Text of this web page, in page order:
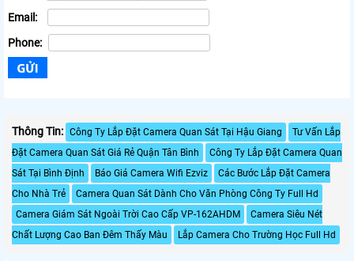
Email:
Phone:
Thông Tin: Công Ty Lắp Đặt Camera Quan Sát Tại Hậu Giang
Tư Vấn Lắp
Đặt Camera Quan Sát Giá Rẻ Quận Tân Bình
Công Ty Lắp Đặt Camera Quan
Sát Tại Bình Định
Báo Giá Camera Wifi Ezviz
Các Bước Lắp Đặt Camera
Cho Nhà Trẻ
Camera Quan Sát Dành Cho Văn Phòng Công Ty Full Hd
Camera Giám Sát Ngoài Trời Cao Cấp VP-162AHDM
Camera Siêu Nét
Chất Lượng Cao Ban Đêm Thấy Màu
Lắp Camera Cho Trường Học Full Hd